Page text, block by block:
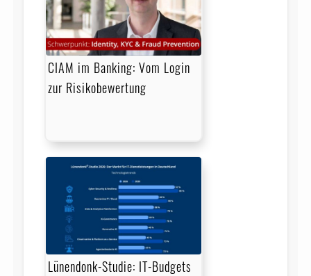
CIAM im Banking: Vom Login
zur Risikobewertung
Lünendonk-Studie: IT-Budgets